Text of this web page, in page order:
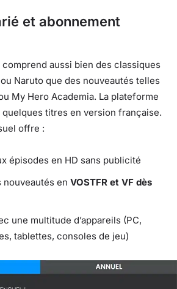
et abonnement
comprend aussi bien des classiques
Naruto que des nouveautés telles
My Hero Academia. La plateforme
titres en version française.
offre :
épisodes en HD sans publicité
en VOSTFR et VF dès
une multitude d’appareils (PC,
tablettes, consoles de jeu)